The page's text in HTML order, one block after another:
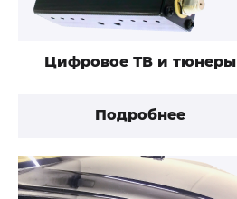
Цифровое ТВ и тюнеры
Подробнее